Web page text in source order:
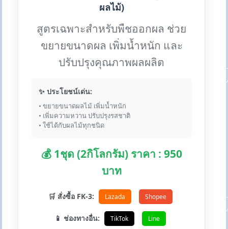
ผลไม้)
สูตรเฉพาะสำหรับพืชออกผล ช่วย
ขยายขนาดผล เพิ่มน้ำหนัก และ
ปรับปรุงคุณภาพผลผลิต
✨ ประโยชน์เด่น:
• ขยายขนาดผลไม้ เพิ่มน้ำหนัก
• เพิ่มความหวาน ปรับปรุงรสชาติ
• ใช้ได้กับผลไม้ทุกชนิด
💰 1ชุด (2กิโลกรัม) ราคา : 950
บาท
🛒 สั่งซื้อ FK-3: Lazada Shopee
📱 ช่องทางอื่น: TikTok Line